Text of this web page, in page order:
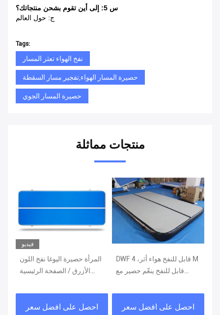
س 5: إلى أين تقوم بشحن منتجاتك؟
ج: حول العالم
Tags:
نفخ الهواء تعثر المسار
حصيرة المسار الهواء,تفجير مسار السقطة
حصيرة المسار الجوي
منتجات مماثلة
فيديو
المرأة حصيرة اليوغا نفخ اللون
الأزرق / الصفحة الرئيسية
احصل على افضل سعر
DWF قابل للنفخ هواء أثر، 4 M
قابل للنفخ ينعّم حصير مع
احصل على افضل سعر